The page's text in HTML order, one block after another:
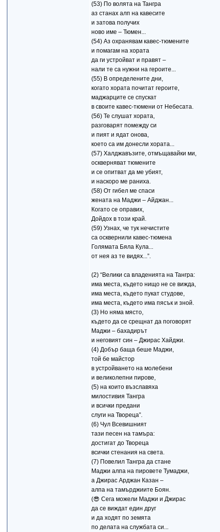
(53) По волята на Тангра
аз станах алп на кавесите
и затова получих
ново име – Тюмен...
(54) Аз охранявам кавес-тюмените
и помагам на хората
да ги устройват и правят –
нали те са нужни на героите...
(55) В определените дни,
когато хората почитат героите,
маджарците се спускат
в своите кавес-тюмени от Небесата.
(56) Те слушат хората,
разговарят помежду си
и пият и ядат онова,
което са им донесли хората...
(57) Халджавъзите, отмъщавайки ми,
оскверняват тюмените
и се опитват да ме убият,
и наскоро ме раниха.
(58) От гибел ме спаси
жената на Маджи – Айджан...
Когато се оправих,
Дойдох в този край.
(59) Узнах, че тук нечистите
са осквернили кавес-тюмена
Голямата Бяла Кула...
от нея аз те видях...”.
(2) “Велики са владенията на Тангра:
има места, където нищо не се вижда,
има места, където пукат студове,
има места, където има пясък и зной.
(3) Но няма място,
където да се срещнат да поговорят
Маджи – бахадирът
и неговият син – Джирас Хайджи.
(4) Добър баща беше Маджи,
той бе майстор
в устройването на молебени
и великолепни пирове,
(5) на които възславяха
милостивия Тангра
и всички предани
слуги на Твореца”.
(6) Чул Всевишният
тази песен на тамъра:
достигат до Твореца
всички стенания на света.
(7) Повелил Тангра да стане
Маджи алпа на пировете Тумаджи,
а Джирас Арджан Казан –
алпа на тамърджиите Боян.
(😎 Сега можели Маджи и Джирас
да се виждат един друг
и да ходят по земята
по делата на службата си...